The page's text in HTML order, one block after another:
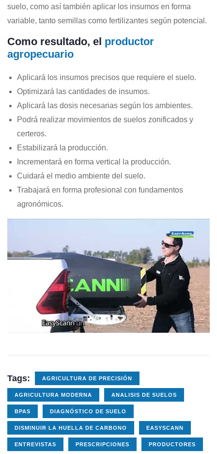
suelo, como así también aplicar los insumos en forma
variable, tanto semillas como fertilizantes según potencial.
Como resultado, el productor
agropecuario
Aplicará los insumos precisos que requiere el suelo.
Optimizará las cantidades de insumos.
Aplicará las dosis necesarias según los ambientes.
Podrá realizar movimientos de suelos zonificados y
certeros.
Estabilizará la producción.
Incrementará en forma vertical la producción.
Cuidará el medio ambiente del suelo.
Trabajará en forma profesional con fundamentos
agronómicos.
Tags: AGRICULTURA DE PRECISIÓN
AGRICULTURA MODERNA ANALISIS DE SUELOS
BPAS DIAGNÓSTICO DE SUELO
DISMINUIR LA HUELLA DE CARBONO EASYSCANN
ENTREVISTAS PRESCRIPCIONES PRODUCTORES